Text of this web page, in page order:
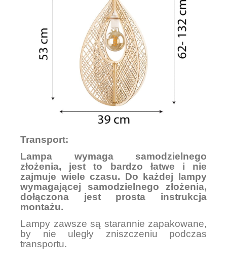
Transport:
Lampa wymaga samodzielnego
złożenia, jest to bardzo łatwe i nie
zajmuje wiele czasu. Do każdej lampy
wymagającej samodzielnego złożenia,
dołączona jest prosta instrukcja
montażu.
Lampy zawsze są starannie zapakowane,
by nie uległy zniszczeniu podczas
transportu.